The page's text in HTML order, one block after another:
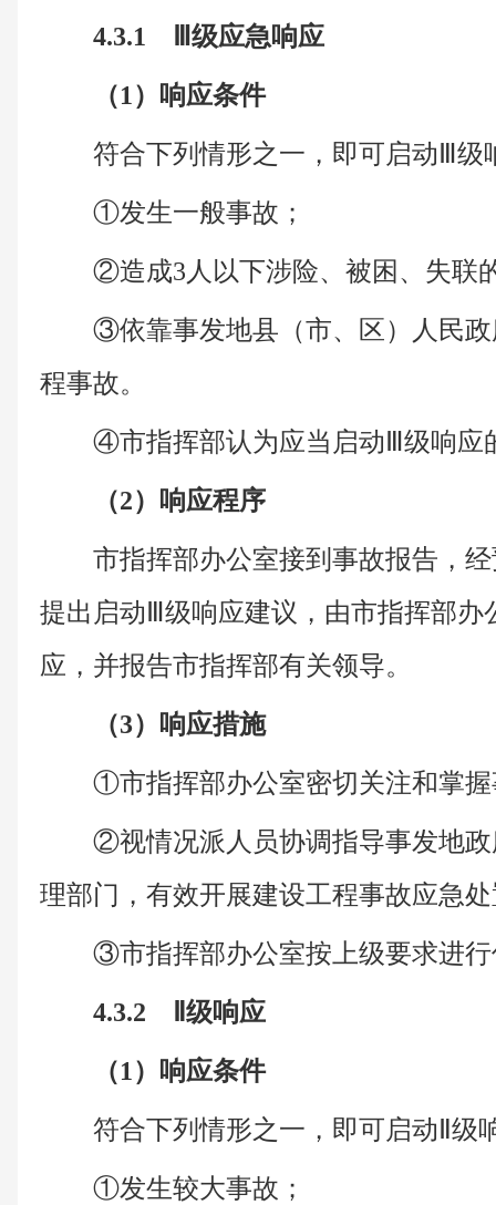
4.3.1 Ⅲ级应急响应
（1）响应条件
符合下列情形之一，即可启动Ⅲ级
①发生一般事故；
②造成3人以下涉险、被困、失联
③依靠事发地县（市、区）人民
程事故。
④市指挥部认为应当启动Ⅲ级响应
（2）响应程序
市指挥部办公室接到事故报告，
提出启动Ⅲ级响应建议，由市指挥部
应，并报告市指挥部有关领导。
（3）响应措施
①市指挥部办公室密切关注和掌
②视情况派人员协调指导事发地
理部门，有效开展建设工程事故应急
③市指挥部办公室按上级要求进
4.3.2 Ⅱ级响应
（1）响应条件
符合下列情形之一，即可启动Ⅱ级
①发生较大事故；